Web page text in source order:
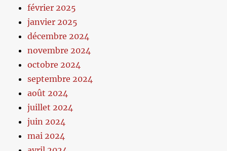
février 2025
janvier 2025
décembre 2024
novembre 2024
octobre 2024
septembre 2024
août 2024
juillet 2024
juin 2024
mai 2024